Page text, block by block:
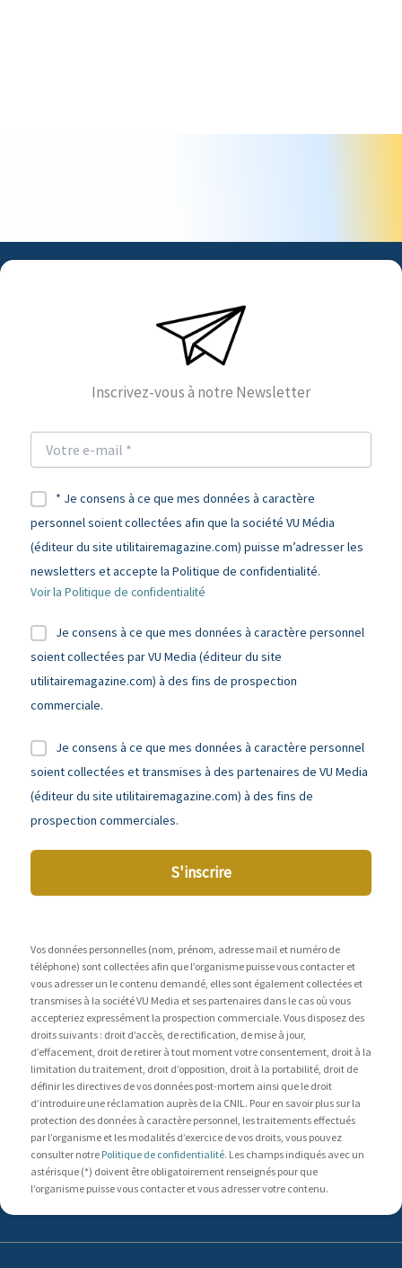
Inscrivez-vous à notre Newsletter
* Je consens à ce que mes données à caractère
personnel soient collectées afin que la société VU Média
(éditeur du site utilitairemagazine.com) puisse m’adresser les
newsletters et accepte la Politique de confidentialité.
Voir la Politique de confidentialité
Je consens à ce que mes données à caractère personnel
soient collectées par VU Media (éditeur du site
utilitairemagazine.com) à des fins de prospection
commerciale.
Je consens à ce que mes données à caractère personnel
soient collectées et transmises à des partenaires de VU Media
(éditeur du site utilitairemagazine.com) à des fins de
prospection commerciales.
S'inscrire
Vos données personnelles (nom, prénom, adresse mail et numéro de
téléphone) sont collectées afin que l’organisme puisse vous contacter et
vous adresser un le contenu demandé, elles sont également collectées et
transmises à la société VU Media et ses partenaires dans le cas où vous
accepteriez expressément la prospection commerciale. Vous disposez des
droits suivants : droit d’accès, de rectification, de mise à jour,
d’effacement, droit de retirer à tout moment votre consentement, droit à la
limitation du traitement, droit d’opposition, droit à la portabilité, droit de
définir les directives de vos données post-mortem ainsi que le droit
d’introduire une réclamation auprès de la CNIL. Pour en savoir plus sur la
protection des données à caractère personnel, les traitements effectués
par l’organisme et les modalités d’exercice de vos droits, vous pouvez
consulter notre Politique de confidentialité. Les champs indiqués avec un
astérisque (*) doivent être obligatoirement renseignés pour que
l’organisme puisse vous contacter et vous adresser votre contenu.